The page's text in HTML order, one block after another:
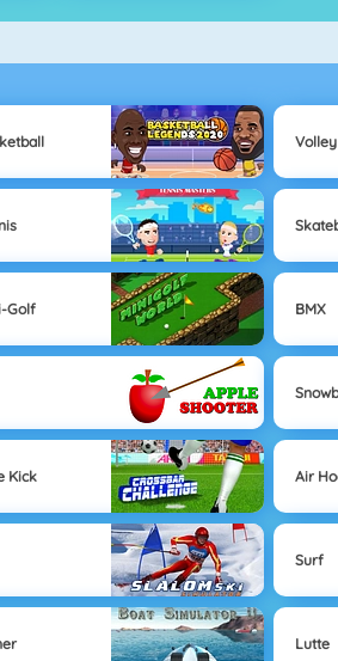
Volley
Golf BMX
Kick Air
Surf
Lutte